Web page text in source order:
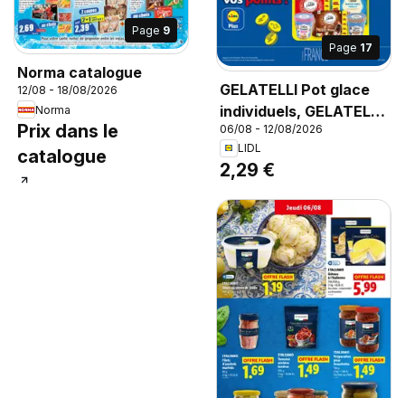
Page 9
Norma catalogue
12/08 - 18/08/2026
Norma
Prix dans le
catalogue
Page 17
GELATELLI Pot glace
individuels, GELATELLI
Pot glace individuels
Le produit de 423 g
06/08 - 12/08/2026
LIDL
2,29 €